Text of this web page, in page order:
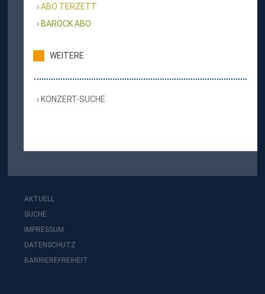
ABO TERZETT
BAROCK ABO
WEITERE
KONZERT-SUCHE
AKTUELL
SUCHE
IMPRESSUM
DATENSCHUTZ
BARRIEREFREIHEIT